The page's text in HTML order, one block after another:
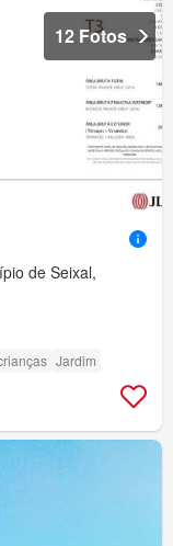
12 Fotos
de Seixal,
Jardim